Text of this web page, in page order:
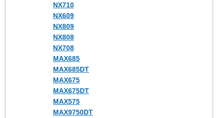
NX710
NX609
NX809
NX808
NX708
MAX685
MAX685DT
MAX675
MAX675DT
MAX575
MAX9750DT